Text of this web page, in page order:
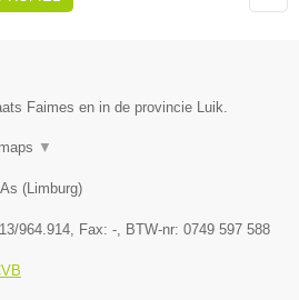
Faimes en in de provincie Luik.
▼
As (Limburg)
964.914, Fax: -, BTW-nr: 0749 597 588